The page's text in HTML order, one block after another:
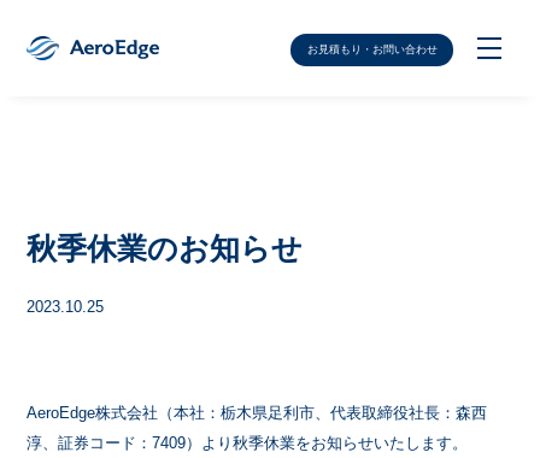
お見積もり・お問い合わせ
秋季休業のお知らせ
2023.10.25
AeroEdge株式会社（本社：栃木県足利市、代表取締役社長：森西
淳、証券コード：7409）より秋季休業をお知らせいたします。